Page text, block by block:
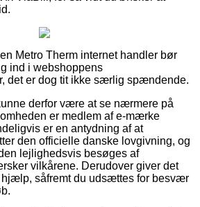
Metro Therm internet handler bør
ind i webshoppens
det er dog tit ikke særlig spændende.
derfor være at se nærmere på
er medlem af e-mærke
er en antydning af at
den officielle danske lovgivning, og
lejlighedsvis besøges af
vilkårene. Derudover giver det
hjælp, såfremt du udsættes for besvær